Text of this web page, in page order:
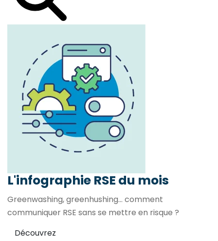
L'infographie RSE du mois
Greenwashing, greenhushing… comment
communiquer RSE sans se mettre en risque ?
Découvrez